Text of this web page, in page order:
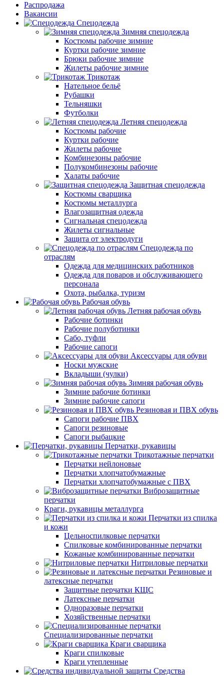
Распродажа
Вакансии
Спецодежда
Зимняя спецодежда
Костюмы рабочие зимние
Куртки рабочие зимние
Брюки рабочие зимние
Жилеты рабочие зимние
Трикотаж
Нательное бельё
Рубашки
Тельняшки
Футболки
Летняя спецодежда
Костюмы рабочие
Куртки рабочие
Жилеты рабочие
Комбинезоны рабочие
Полукомбинезоны рабочие
Халаты рабочие
Защитная спецодежда
Костюмы сварщика
Костюмы металлурга
Влагозащитная одежда
Сигнальная спецодежда
Жилеты сигнальные
Защита от электродуги
Спецодежда по
отраслям
Одежда для медицинских работников
Одежда для поваров и обслуживающего
персонала
Охота, рыбалка, туризм
Рабочая обувь
Летняя рабочая обувь
Рабочие ботинки
Рабочие полуботинки
Сабо, туфли
Рабочие сапоги
Аксессуары для обуви
Носки мужские
Вкладыши (чулки)
Зимняя рабочая обувь
Зимние рабочие ботинки
Зимние рабочие сапоги
Резиновая и ПВХ обувь
Сапоги рабочие ПВХ
Сапоги резиновые
Сапоги рыбацкие
Перчатки, рукавицы
Трикотажные перчатки
Перчатки нейлоновые
Перчатки хлопчатобумажные
Перчатки хлопчатобумажные с ПВХ
Виброзащитные
перчатки
Краги, рукавицы металлурга
Перчатки из спилка
и кожи
Цельноспилковые перчатки
Спилковые комбинированные перчатки
Кожаные комбинированные перчатки
Нитриловые перчатки
Резиновые и
латексные перчатки
Защитные перчатки КЩС
Латексные перчатки
Одноразовые перчатки
Хозяйственные перчатки
Специализированные перчатки
Краги сварщика
Краги спилковые
Краги утепленные
Средства